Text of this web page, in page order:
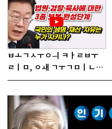
ㅂㅗㄱㅅㅜㅇㅢ ㅋㅏㄹㅂㅜ
ㄹㅣㅁ, ㅇㅙ ㄱㅜㄱㅁㅣㄴㄷ
ㅡㄹㅇㅣ ㄷㅏㅇㅎㅐㅇㅑ ㅎ